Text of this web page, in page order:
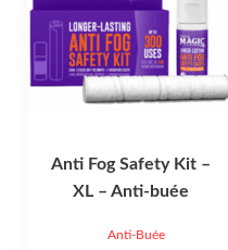
Anti Fog Safety Kit –
XL – Anti-buée
Anti-Buée